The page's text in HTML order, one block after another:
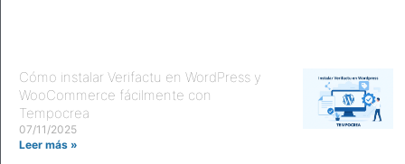
Cómo instalar Verifactu en WordPress y
WooCommerce fácilmente con
Tempocrea
07/11/2025
Leer más »